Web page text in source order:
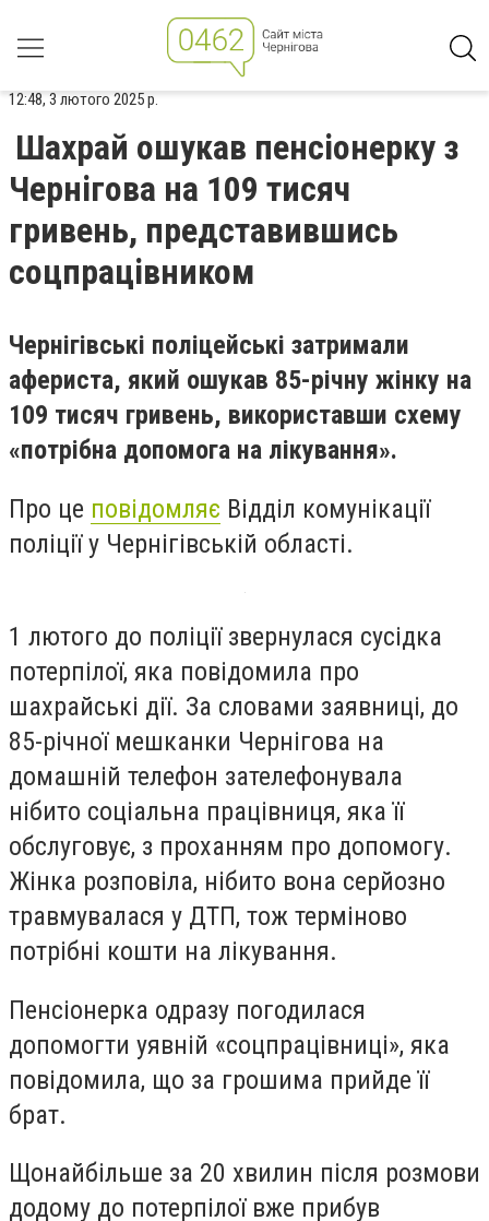
12:48, 3 лютого 2025 р.
Шахрай ошукав пенсіонерку з
Чернігова на 109 тисяч
гривень, представившись
соцпрацівником
Чернігівські поліцейські затримали
афериста, який ошукав 85-річну жінку на
109 тисяч гривень, використавши схему
«потрібна допомога на лікування».
Про це повідомляє Відділ комунікації
поліції у Чернігівській області.
1 лютого до поліції звернулася сусідка
потерпілої, яка повідомила про
шахрайські дії. За словами заявниці, до
85-річної мешканки Чернігова на
домашній телефон зателефонувала
нібито соціальна працівниця, яка її
обслуговує, з проханням про допомогу.
Жінка розповіла, нібито вона серйозно
травмувалася у ДТП, тож терміново
потрібні кошти на лікування.
Пенсіонерка одразу погодилася
допомогти уявній «соцпрацівниці», яка
повідомила, що за грошима прийде її
брат.
Щонайбільше за 20 хвилин після розмови
додому до потерпілої вже прибув